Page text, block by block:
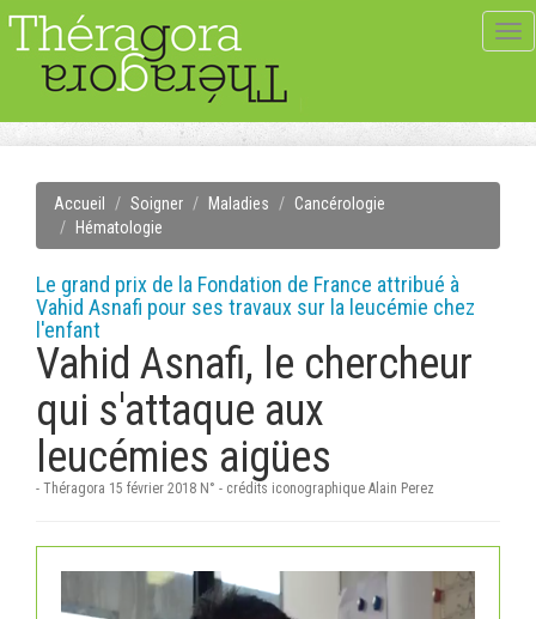
Accueil Soigner Maladies
Cancérologie
Hématologie
Le grand prix de la Fondation de France attribué à
Vahid Asnafi pour ses travaux sur la leucémie chez
l'enfant
Vahid Asnafi, le chercheur
qui s'attaque aux
leucémies aigües
- Théragora 15 février 2018 N° - crédits iconographique Alain Perez